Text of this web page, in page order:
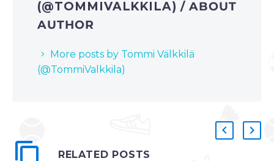
(@TOMMIVALKKILA)/ ABOUT
AUTHOR
More posts by Tommi Välkkilä
(@TommiValkkila)
RELATED POSTS